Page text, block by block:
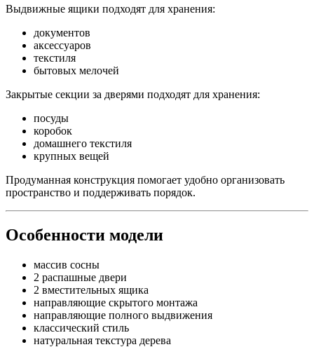
Выдвижные ящики подходят для хранения:
документов
аксессуаров
текстиля
бытовых мелочей
Закрытые секции за дверями подходят для хранения:
посуды
коробок
домашнего текстиля
крупных вещей
Продуманная конструкция помогает удобно организовать
пространство и поддерживать порядок.
Особенности модели
массив сосны
2 распашные двери
2 вместительных ящика
направляющие скрытого монтажа
направляющие полного выдвижения
классический стиль
натуральная текстура дерева